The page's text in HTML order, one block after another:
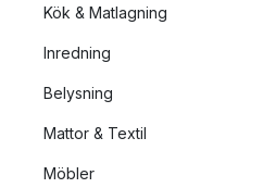
Kök & Matlagning
Inredning
Belysning
Mattor & Textil
Möbler